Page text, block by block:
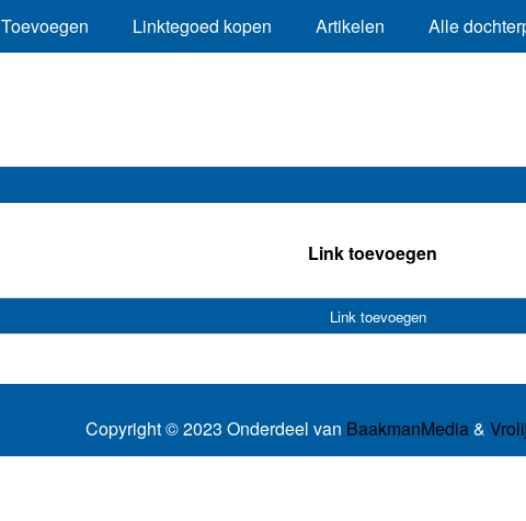
Toevoegen Linktegoed kopen Artikelen Alle
Link toevoegen
Link toevoegen
Copyright © 2023 Onderdeel van BaakmanMedia&